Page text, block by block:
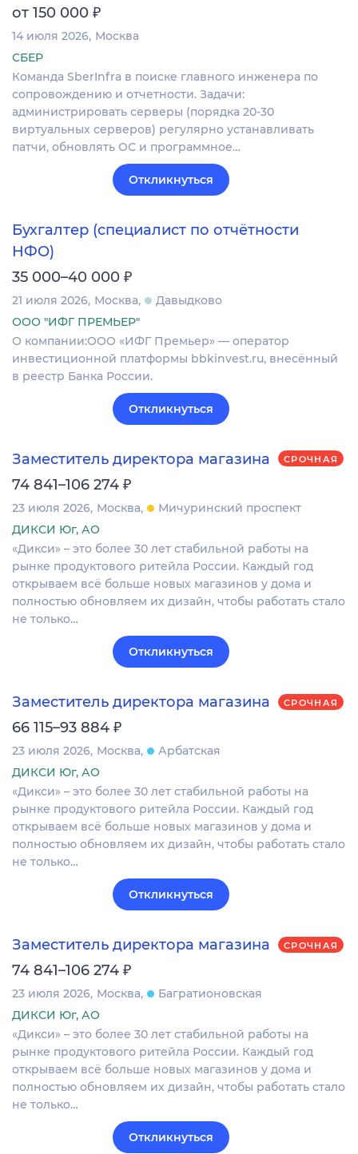
от 150 000 ₽
14 июля 2026 Москва
СБЕР
Команда SberInfra в поиске главного инженера по
сопровождению и отчетности. Задачи:
администрировать серверы (порядка 20-30
виртуальных серверов) регулярно устанавливать
патчи, обновлять ОС и программное…
Откликнуться
Бухгалтер (специалист по отчётности
НФО)
35 000–40 000 ₽
21 июля 2026 Москва
Давыдково
ООО "ИФГ ПРЕМЬЕР"
О компании:ООО «ИФГ Премьер» — оператор
инвестиционной платформы bbkinvest.ru, внесённый
в реестр Банка России.
Откликнуться
Заместитель директора магазина СРОЧНАЯ
74 841–106 274 ₽
23 июля 2026 Москва
Мичуринский проспект
ДИКСИ Юг, АО
«Дикси» – это более 30 лет стабильной работы на
рынке продуктового ритейла России. Каждый год
открываем всё больше новых магазинов у дома и
полностью обновляем их дизайн, чтобы работать стало
не только…
Откликнуться
Заместитель директора магазина СРОЧНАЯ
66 115–93 884 ₽
23 июля 2026 Москва
Арбатская
ДИКСИ Юг, АО
«Дикси» – это более 30 лет стабильной работы на
рынке продуктового ритейла России. Каждый год
открываем всё больше новых магазинов у дома и
полностью обновляем их дизайн, чтобы работать стало
не только…
Откликнуться
Заместитель директора магазина СРОЧНАЯ
74 841–106 274 ₽
23 июля 2026 Москва
Багратионовская
ДИКСИ Юг, АО
«Дикси» – это более 30 лет стабильной работы на
рынке продуктового ритейла России. Каждый год
открываем всё больше новых магазинов у дома и
полностью обновляем их дизайн, чтобы работать стало
не только…
Откликнуться